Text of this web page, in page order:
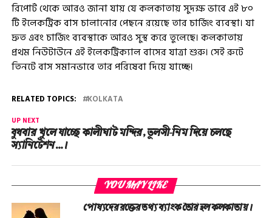
রিপোর্ট থেকে আরও জানা যায় যে কলকাতায় সুদক্ষ ভাবে এই ৮০
টি ইলেকট্রিক বাস চালানোর পেছনে রয়েছে তার চার্জিং ব্যবস্থা। যা
দ্রুত এবং চার্জিং ব্যবস্থাকে আরও সুস্থ করে তুলেছে। কলকাতায়
প্রথম নিউটাউনে এই ইলেকট্রিক্যাল বাসের যাত্রা শুরু। সেই রুটে
তিনটে বাস সমানভাবে তার পরিষেবা দিয়ে যাচ্ছে।
RELATED TOPICS: KOLKATA
UP NEXT
বুধবার খুলে যাচ্ছে কালীঘাট মন্দির, তুলসী-নিম দিয়ে চলছে
স্যানিটেশন…।
YOU MAY LIKE
পোষ্যদের রক্তের তথ্য ব্যাংক তৈরি হল কলকাতায়।